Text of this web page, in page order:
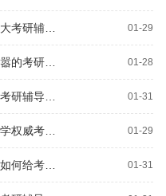
01-29
01-28
01-31
01-29
01-31